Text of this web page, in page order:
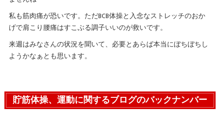
私も筋肉痛が恐いです。ただBCB体操と入念なストレッチのおか
げで肩こり腰痛はすこぶる調子いいのが救いです。
来週はみなさんの状況を聞いて、必要とあらば本当にぼちぼちし
ようかなぁとも思います。
貯筋体操、運動に関するブログのバックナンバー